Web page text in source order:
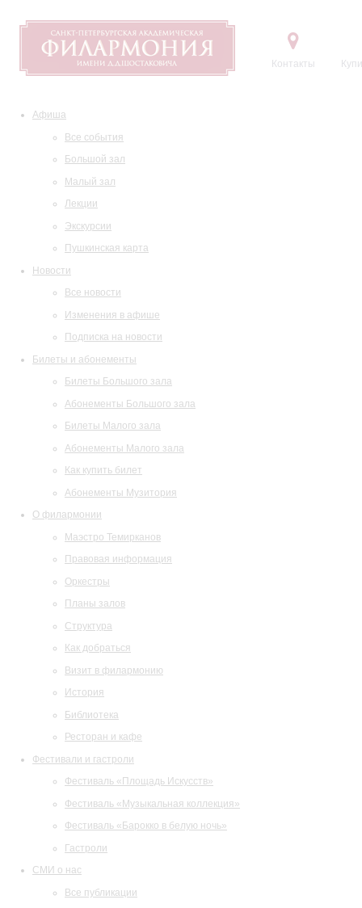
Контакты
Афиша
Все события
Большой зал
Малый зал
Лекции
Экскурсии
Пушкинская карта
Новости
Все новости
Изменения в афише
Подписка на новости
Билеты и абонементы
Билеты Большого зала
Абонементы Большого зала
Билеты Малого зала
Абонементы Малого зала
Как купить билет
Абонементы Музитория
О филармонии
Маэстро Темирканов
Правовая информация
Оркестры
Планы залов
Структура
Как добраться
Визит в филармонию
История
Библиотека
Ресторан и кафе
Фестивали и гастроли
Фестиваль «Площадь Искусств»
Фестиваль «Музыкальная коллекция»
Фестиваль «Барокко в белую ночь»
Гастроли
СМИ о нас
Все публикации